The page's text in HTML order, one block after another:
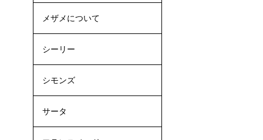
メザメについて
シーリー
シモンズ
サータ